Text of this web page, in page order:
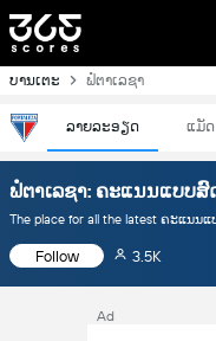
ບານເຕະ ຟໍຕາເລຊາ
ລາຍລະອຽດ ແມັດ
ຟໍຕາເລຊາ: ຄະແນນແບບສົ
The place for all the latest ຄະແນນ
Follow 3.5K
Ad